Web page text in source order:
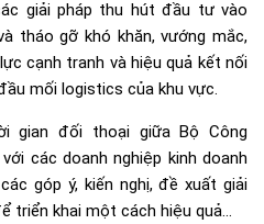
giải pháp thu hút đầu tư vào
tháo gỡ khó khăn, vướng mắc,
cạnh tranh và hiệu quả kết nối
mối logistics của khu vực.
gian đối thoại giữa Bộ Công
các doanh nghiệp kinh doanh
góp ý, kiến nghị, đề xuất giải
triển khai một cách hiệu quả…